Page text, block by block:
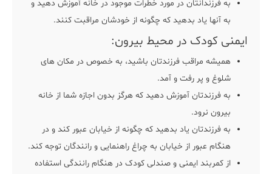
به فرزندانتان در مورد خطرات موجود در خانه آموزش دهید و
به آنها یاد بدهید که چگونه از خودشان مراقبت کنند.
ایمنی کودک در محیط بیرون:
همیشه مراقب فرزندتان باشید، به خصوص در مکان های
شلوغ و پر رفت و آمد.
به فرزندتان آموزش دهید که هرگز بدون اجازه شما از خانه
بیرون نرود.
به فرزندتان یاد بدهید که چگونه از خیابان عبور کند و در
هنگام عبور از خیابان به چراغ راهنمایی و رانندگان توجه کند.
از کمربند ایمنی و صندلی کودک در هنگام رانندگی استفاده